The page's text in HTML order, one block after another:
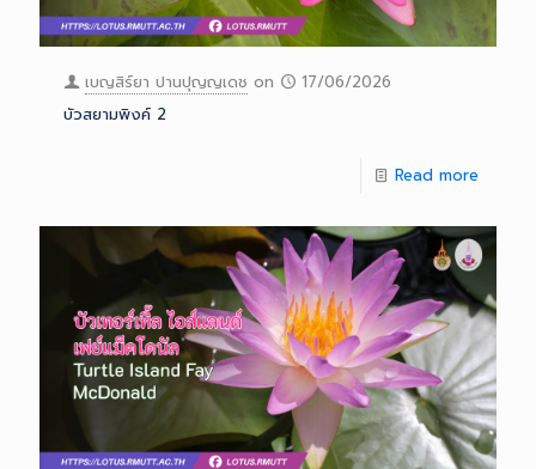
เบญสิร์ยา ปานปุญญเดช on
17/06/2026
บัวสยามพิงค์ 2
Read more